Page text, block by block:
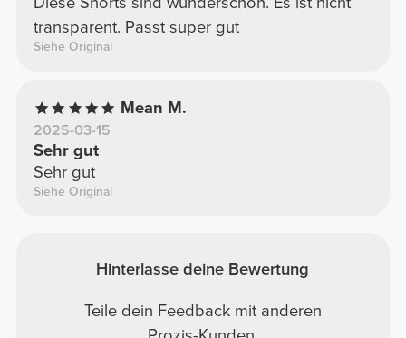
transparent. Passt super gut
Siehe Original
Mean M.
2025-03-15
Sehr gut
Sehr gut
Siehe Original
Hinterlasse deine Bewertung
Teile dein Feedback mit anderen